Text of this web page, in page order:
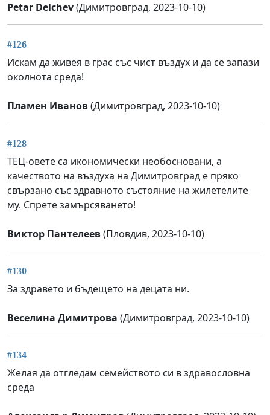
Petar Delchev(Димитровград, 2023-10-10)
#126
Искам да живея в грас със чист въздух и да се запази
околнота среда!
Пламен Иванов(Димитровград, 2023-10-10)
#128
ТЕЦ-овете са икономически необосновани, а
качеството на въздуха на Димитровград е пряко
свързано със здравното състояние на жилетелите
му. Спрете замърсяването!
Виктор Пантелеев(Пловдив, 2023-10-10)
#130
За здравето и бъдещето на децата ни.
Веселина Димитрова (Димитровград, 2023-10-10)
#134
Желая да отгледам семейството си в здравословна
среда